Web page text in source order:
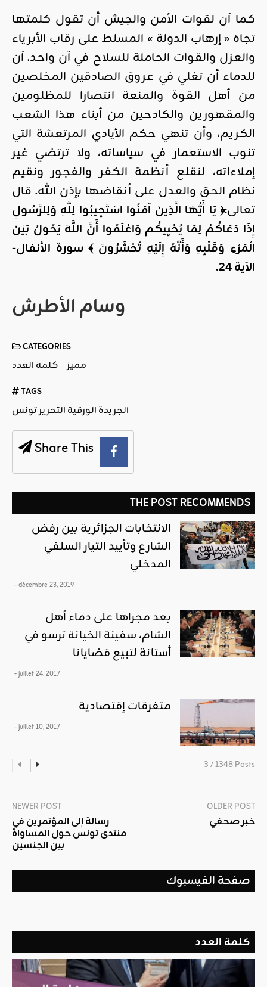
كما آن لقوات الأمن والجيش أن تقول كلمتها
تجاه « إرهاب الدولة » المسلط على رقاب الأبرياء
والعزل والقوات الحاملة للسلاح في آن واحد. آن
للدماء أن تغلي في عروق الصادقين المخلصين
من أهل القوة والمنعة انتصارا للمظلومين
والمقهورين والكادحين من أبناء هذا الشعب
الكريم، وأن تنهي حكم الأيادي المرتعشة التي
تنوب الاستعمار في سياساته، ولا ترتضي غير
إملاءاته، لنقلع أنظمة الكفر والفجور ونقيم
نظام الحق والعدل على أنقاضها بإذن الله. قال
تعالى:﴿ يَا أَيُّهَا الَّذِينَ آمَنُوا اسْتَجِيبُوا لِلَّهِ وَلِلرَّسُولِ
إِذَا دَعَاكُمْ لِمَا يُحْيِيكُم وَاعْلَمُوا أَنَّ اللَّهَ يَحُولُ بَيْنَ
الْمَرْءِ وَقَلْبِهِ وَأَنَّهُ إِلَيْهِ تُحْشَرُونَ ﴾ سورة الأنفال-
الآية 24.
وسام الأطرش
CATEGORIES
كلمة العدد مميز
TAGS
الجريدة الورقية التحرير تونس
Share This
THE POST RECOMMENDS
الانتخابات الجزائرية بين رفض
الشارع وتأييد التيار السلفي
المدخلي
- décembre 23, 2019
بعد مجراها على دماء أهل
الشام، سفينة الخيانة ترسو في
أستانة لتبيع قضايانا
- juillet 24, 2017
متفرقات إقتصادية
- juillet 10, 2017
3 / 1348 Posts
NEWER POST
رسالة إلى المؤتمرين في
منتدى تونس حول المساواة
بين الجنسين
OLDER POST
خبر صحفي
صفحة الفيسبوك
كلمة العدد